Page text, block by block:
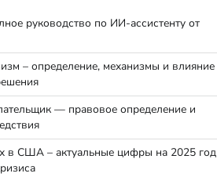
руководство по ИИ-ассистенту от
– определение, механизмы и влияние
— правовое определение и
в США – актуальные цифры на 2025 год